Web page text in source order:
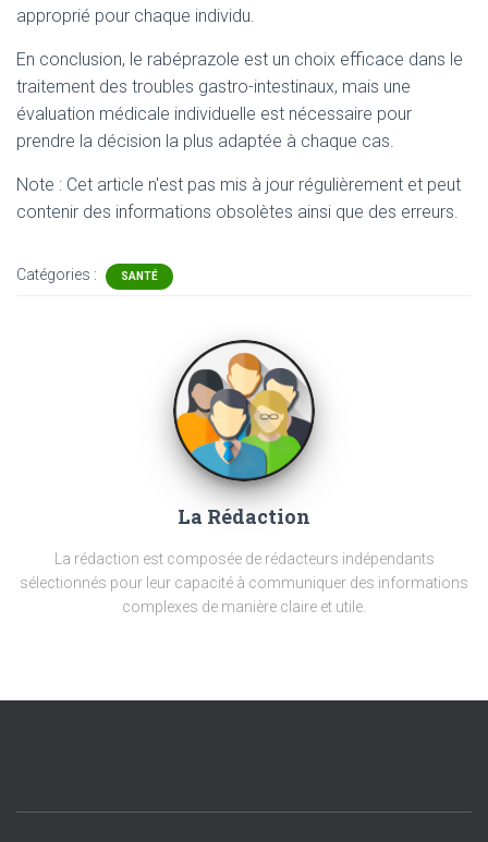
approprié pour chaque individu.
En conclusion, le rabéprazole est un choix efficace dans le
traitement des troubles gastro-intestinaux, mais une
évaluation médicale individuelle est nécessaire pour
prendre la décision la plus adaptée à chaque cas.
Note : Cet article n'est pas mis à jour régulièrement et peut
contenir des informations obsolètes ainsi que des erreurs.
Catégories : SANTÉ
La Rédaction
La rédaction est composée de rédacteurs indépendants
sélectionnés pour leur capacité à communiquer des informations
complexes de manière claire et utile.